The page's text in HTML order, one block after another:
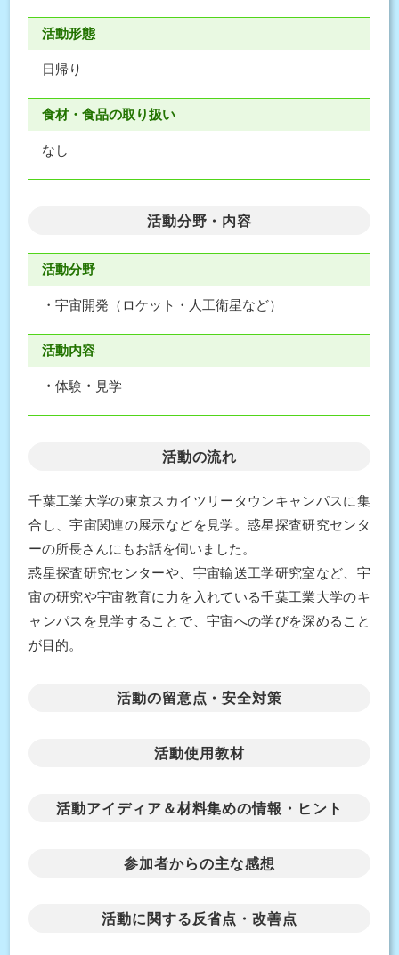
活動形態
日帰り
食材・食品の取り扱い
なし
活動分野・内容
活動分野
・宇宙開発（ロケット・人工衛星など）
活動内容
・体験・見学
活動の流れ
千葉工業大学の東京スカイツリータウンキャンパスに集
合し、宇宙関連の展示などを見学。惑星探査研究センタ
ーの所長さんにもお話を伺いました。
惑星探査研究センターや、宇宙輸送工学研究室など、宇
宙の研究や宇宙教育に力を入れている千葉工業大学のキ
ャンパスを見学することで、宇宙への学びを深めること
が目的。
活動の留意点・安全対策
活動使用教材
活動アイディア＆材料集めの情報・ヒント
参加者からの主な感想
活動に関する反省点・改善点